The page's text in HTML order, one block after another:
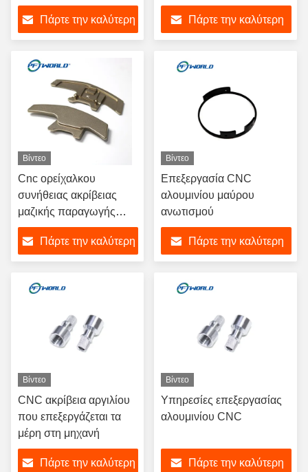
γυρίζοντας μέρη μέρη
αργιλίουΠάρτε την καλύτερη
επεξεργάζονται τα μέρη
στη μηχανή
Πάρτε την καλύτερη
Βίντεο
Cnc ορείχαλκου
συνήθειας ακρίβειας
μαζικής παραγωγής
αργίλιο που
επεξεργάζεται την
υπηρεσία μερών άλεσης
μηχανή
Πάρτε την καλύτερη
Βίντεο
Επεξεργασία CNC
αλουμινίου μαύρου
ανωτισμού
Πάρτε την καλύτερη
Βίντεο
CNC ακρίβεια αργιλίου
που επεξεργάζεται τα
μέρη στη μηχανή
Πάρτε την καλύτερη
Βίντεο
Υπηρεσίες επεξεργασίας
αλουμινίου CNC
Πάρτε την καλύτερη